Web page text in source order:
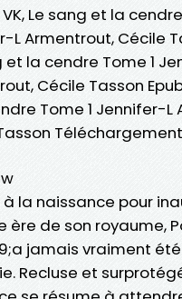
Le sang et la
L Armentrout, Cécile
et la cendre Tome 1
Cécile Tasson
Tome 1 Jennifer-L
à la naissance pour
ère de son royaume,
jamais vraiment
Recluse et